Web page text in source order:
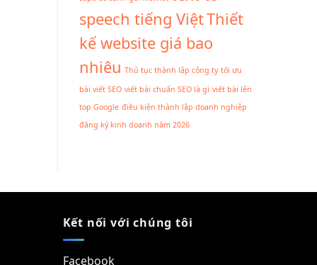
speech tiếng ViệtThiết
kế website giá bao
nhiêu Thủ tục thành lập công ty tối ưu
bài viết SEO viết bài chuẩn SEO là gì viết bài lên
top Google điều kiện thành lập doanh nghiệp
đăng ký kinh doanh năm 2026
Kết nối với chúng tôi
Facebook